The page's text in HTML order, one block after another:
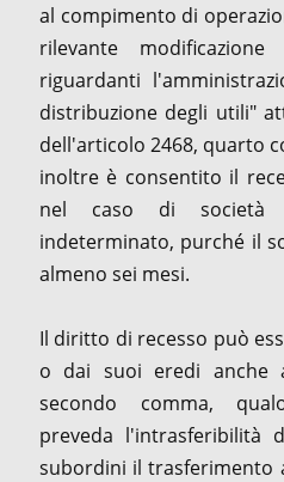
al compimento di
rilevante
riguardanti
distribuzione degli utili"
dell'articolo 2468, quarto
inoltre è consentito il
nel caso di società
indeterminato, purché il
almeno sei mesi.
Il diritto di recesso può
o dai suoi eredi anche
secondo comma,
preveda l'intrasferibilità
subordini il trasferimento